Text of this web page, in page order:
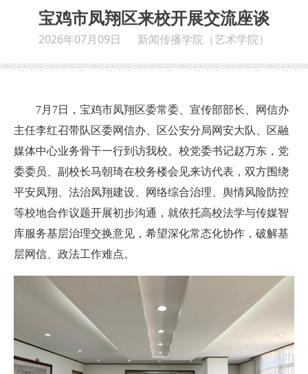
宝鸡市凤翔区来校开展交流座谈
2026年07月09日 新闻传播学院（艺术学院）
7月7日，宝鸡市凤翔区委常委、宣传部部长、网信办
主任李红召带队区委网信办、区公安分局网安大队、区融
媒体中心业务骨干一行到访我校。校党委书记赵万东，党
委委员、副校长马朝琦在校务楼会见来访代表，双方围绕
平安凤翔、法治凤翔建设、网络综合治理、舆情风险防控
等校地合作议题开展初步沟通，就依托高校法学与传媒智
库服务基层治理交换意见，希望深化常态化协作，破解基
层网信、政法工作难点。